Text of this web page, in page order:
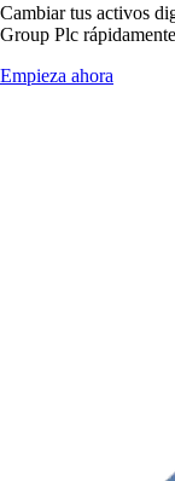
Cambiar tus activos
Group Plc
Empieza ahora